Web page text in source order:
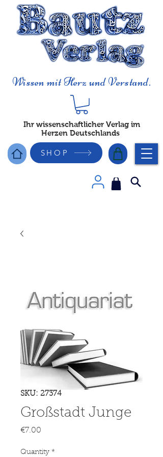
Wissen mit Herz und Verstand.
Ihr wissenschaftlicher Verlag im
Herzen Deutschlands
SHOP
SKU: 27374
Großstadt Junge
€7.00
Quantity *